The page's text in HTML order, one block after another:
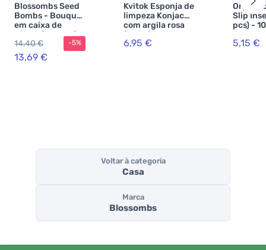
Blossombs Seed
Bombs - Bouquet
em caixa de
oferta (9 peças) -
a prenda original
do amor
14,40 €
13,69 €
-5%
Kvitok Esponja de
limpeza Konjac
com argila rosa
(corpo)
6,95 €
Slip
pcs) -
5,15 €
Voltar à categoria
Casa
Marca
Blossombs